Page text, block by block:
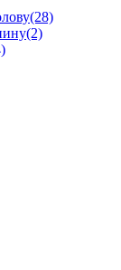
(28)
(2)